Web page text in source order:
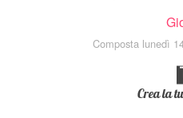
Composta lunedì
Crea la